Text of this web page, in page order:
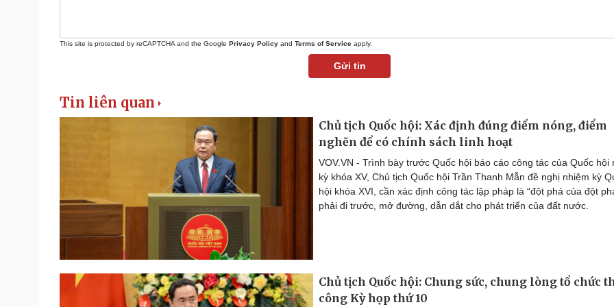
This site is protected by reCAPTCHA and the Google Privacy Policy and Terms of Service apply.
Gửi tin
Tin liên quan
Chủ tịch Quốc hội: Xác định đúng điểm nóng, điểm
nghẽn để có chính sách linh hoạt
VOV.VN - Trình bày trước Quốc hội báo cáo công tác của Quốc hội
kỳ khóa XV, Chủ tịch Quốc hội Trần Thanh Mẫn đề nghị nhiệm kỳ
hội khóa XVI, cần xác định công tác lập pháp là “đột phá của đột
phải đi trước, mở đường, dẫn dắt cho phát triển của đất nước.
Chủ tịch Quốc hội: Chung sức, chung lòng tổ chức
công Kỳ họp thứ 10